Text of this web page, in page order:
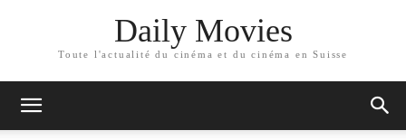
Daily Movies
Toute l'actualité du cinéma et du cinéma en Suisse